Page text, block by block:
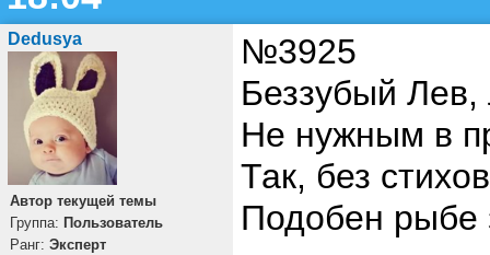
Dedusya
Автор текущей темы
Группа: Пользователь
Ранг: Эксперт
№3925
Беззубый Лев,
Не нужным в
Так, без
Подобен рыбе